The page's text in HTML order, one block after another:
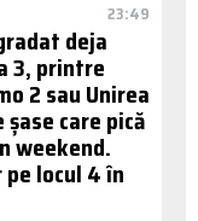
23:49
deja
3, printre
2 sau Unirea
care pică
weekend.
locul 4 în